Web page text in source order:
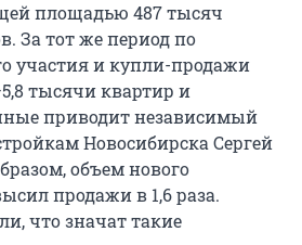
площадью 487 тысяч
За тот же период по
участия и купли-продажи
тысячи квартир и
приводит независимый
Новосибирска Сергей
объем нового
продажи в 1,6 раза.
что значат такие